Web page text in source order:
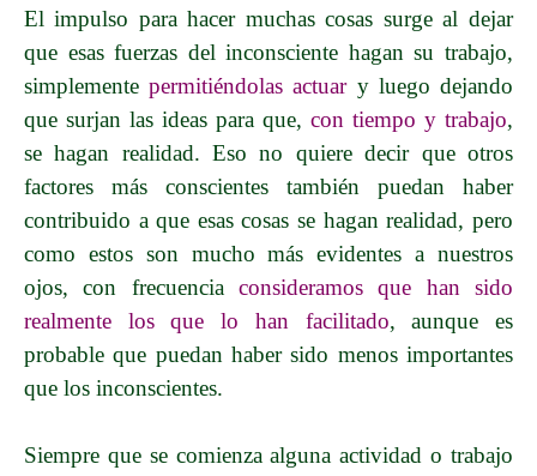
El impulso para hacer muchas cosas surge al dejar
que esas fuerzas del inconsciente hagan su trabajo,
simplemente permitiéndolas actuar y luego dejando
que surjan las ideas para que, con tiempo y trabajo,
se hagan realidad. Eso no quiere decir que otros
factores más conscientes también puedan haber
contribuido a que esas cosas se hagan realidad, pero
como estos son mucho más evidentes a nuestros
ojos, con frecuencia consideramos que han sido
realmente los que lo han facilitado, aunque es
probable que puedan haber sido menos importantes
que los inconscientes.
Siempre que se comienza alguna actividad o trabajo